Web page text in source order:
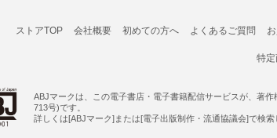
ストアTOP 会社概要 初めての方へ よくあるご質問
特
ABJマークは、この電子書店・電子書籍配信サービスが、著
713号)です。
詳しくは[ABJマーク]または[電子出版制作・流通協議会]で検索